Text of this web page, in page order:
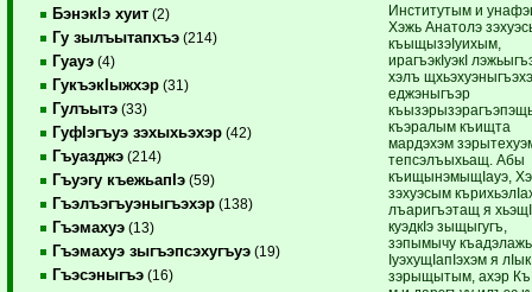
БэнэкIэ хуит (2)
Гу зылъытапхъэ (214)
Гуауэ (4)
ГукъэкIыжхэр (31)
Гулъытэ (33)
ГуфIэгъуэ зэхыхьэхэр (42)
Гъуазджэ (214)
Гъуэгу къежьапIэ (59)
Гъэлъэгъуэныгъэхэр (138)
Гъэмахуэ (13)
Гъэмахуэ зыгъэпсэхугъуэ (19)
Гъэсэныгъэ (16)
Институтым и
Хэжь Анатолэ
къыщызэIуихым,
ирагъэкIуэкI
хэлъ
еджэныгъэр
къэралым къищта
мардэхэм
тепсэлъыхьащ. Абы
къищынэмыщIауэ,
зэхуэсым
лъаригъэтащ я
куэдкIэ зыщыгугъ,
зэпымычу
IуэхущIапIэхэм я
зэрыщытым, ахэр